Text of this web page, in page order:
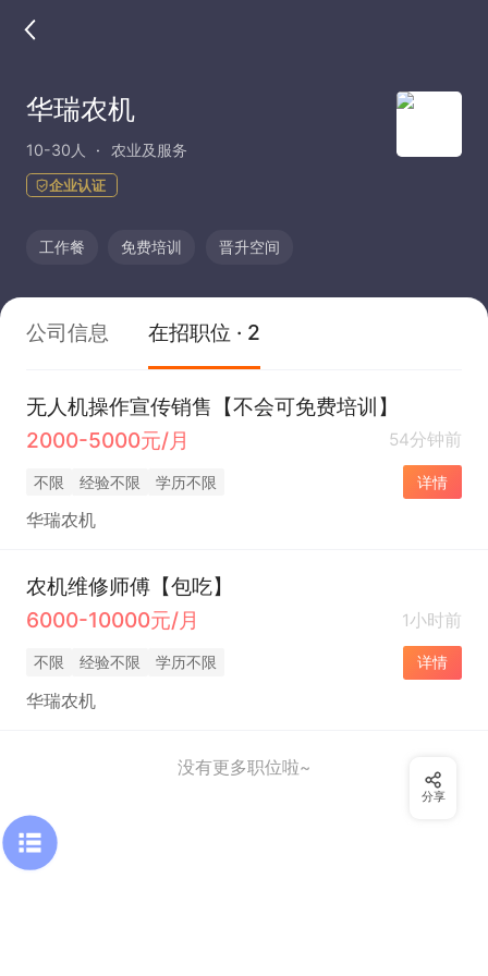
华瑞农机
10-30人 农业及服务
企业认证
工作餐 免费培训 晋升空间
公司信息 在招职位 · 2
无人机操作宣传销售【不会可免费培训】
2000-5000元/月
54分钟前
不限 经验不限 学历不限 详情
华瑞农机
农机维修师傅【包吃】
6000-10000元/月
1小时前
不限 经验不限 学历不限 详情
华瑞农机
没有更多职位啦~
分享